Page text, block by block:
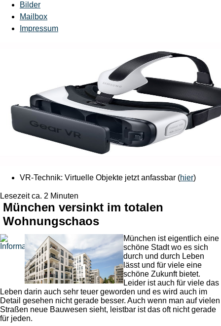
Bilder
Mailbox
Impressum
VR-Technik: Virtuelle Objekte jetzt anfassbar (hier)
Lesezeit ca. 2 Minuten
München versinkt im totalen
Wohnungschaos
München ist eigentlich eine
schöne Stadt wo es sich
durch und durch Leben
lässt und für viele eine
schöne Zukunft bietet.
Leider ist auch für viele das
Leben darin auch sehr teuer geworden und es wird auch im
Detail gesehen nicht gerade besser. Auch wenn man auf vielen
Straßen neue Bauwesen sieht, leistbar ist das oft nicht gerade
für jeden.